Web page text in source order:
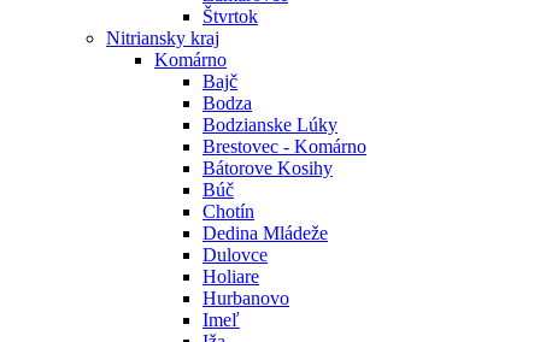
Štvrtok
Nitriansky kraj
Komárno
Bajč
Bodza
Bodzianske Lúky
Brestovec - Komárno
Bátorove Kosihy
Búč
Chotín
Dedina Mládeže
Dulovce
Holiare
Hurbanovo
Imeľ